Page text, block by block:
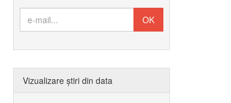
Vizualizare știri din data